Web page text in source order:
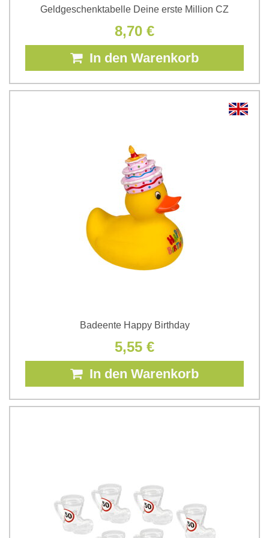
Geldgeschenktabelle Deine erste Million CZ
8,70 €
In den Warenkorb
Badeente Happy Birthday
5,55 €
In den Warenkorb